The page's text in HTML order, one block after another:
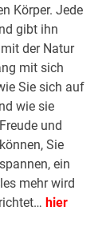
Körper. Jede
gibt ihn
der Natur
mit sich
Sie sich auf
wie sie
und
Sie
ein
mehr wird
hier